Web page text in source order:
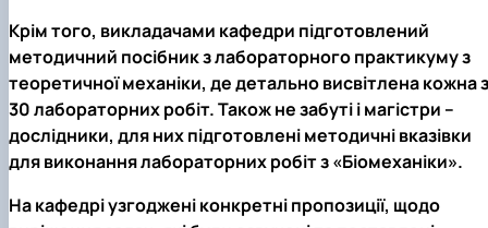
Крім того, викладачами кафедри підготовлений
методичний посібник з лабораторного практикуму з
теоретичної механіки, де детально висвітлена кожна з
30 лабораторних робіт. Також не забуті і магістри –
дослідники, для них підготовлені методичні вказівки
для виконання лабораторних робіт з «Біомеханіки».
На кафедрі узгоджені конкретні пропозиції, щодо